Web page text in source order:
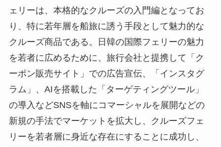
ェリーは、本格的なクルーズの入門編となってお
り、特に若年層を船旅に誘う手段として魅力的な
クルーズ商品である。日韓の国際フェリーの魅力
を若者に広めるために、旅行会社と提携して「ク
ーポン販売サイト」での広告宣伝、「インスタグ
ラム」、AIを搭載した「ターゲティングツール」
の導入などSNSを軸にコマーシャルを展開などの
新規の手法でマーケットを拡大し、クルーズフェ
リーを若者層に身近な存在にすることに成功し、